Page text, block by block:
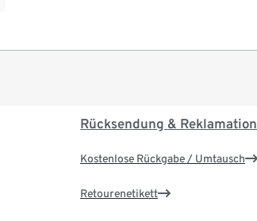
Rücksendung & Reklamation
Kostenlose Rückgabe / Umtausch
Retourenetikett